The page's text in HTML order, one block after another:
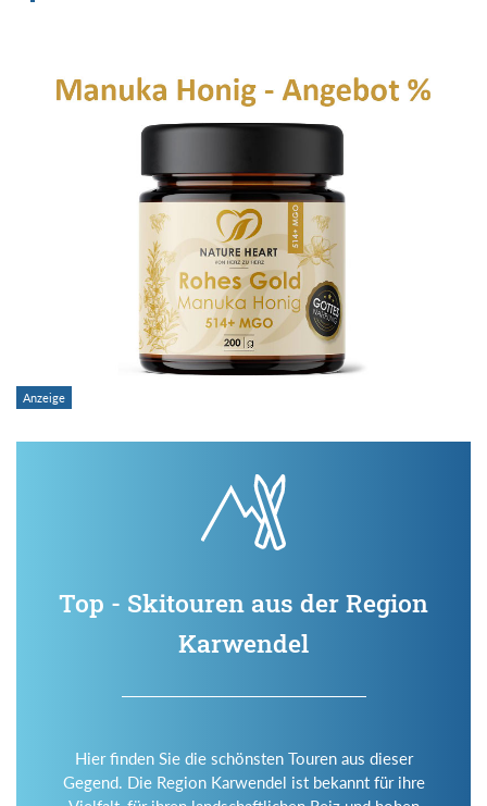
Top - Skitouren aus der Region
Karwendel
Hier finden Sie die schönsten Touren aus dieser
Gegend. Die Region Karwendel ist bekannt für ihre